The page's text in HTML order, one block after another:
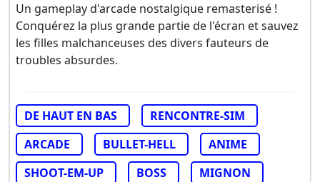
Un gameplay d'arcade nostalgique remasterisé !
Conquérez la plus grande partie de l'écran et sauvez
les filles malchanceuses des divers fauteurs de
troubles absurdes.
DE HAUT EN BAS
RENCONTRE-SIM
ARCADE
BULLET-HELL
ANIME
SHOOT-EM-UP
BOSS
MIGNON